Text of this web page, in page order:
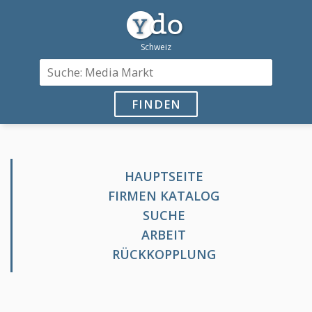
FINDEN
HAUPTSEITE
FIRMEN KATALOG
SUCHE
ARBEIT
RÜCKKOPPLUNG